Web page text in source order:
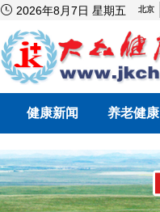
 2026年8月7日 星期五
健康新闻 养老健康